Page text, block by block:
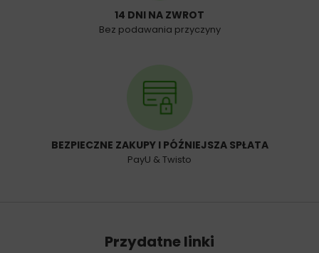
14 DNI NA ZWROT
Bez podawania przyczyny
BEZPIECZNE ZAKUPY I PÓŹNIEJSZA SPŁATA
PayU & Twisto
Przydatne linki